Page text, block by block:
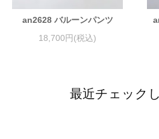
an2628 バルーンパンツ
18,700円(税込)
最近チェック